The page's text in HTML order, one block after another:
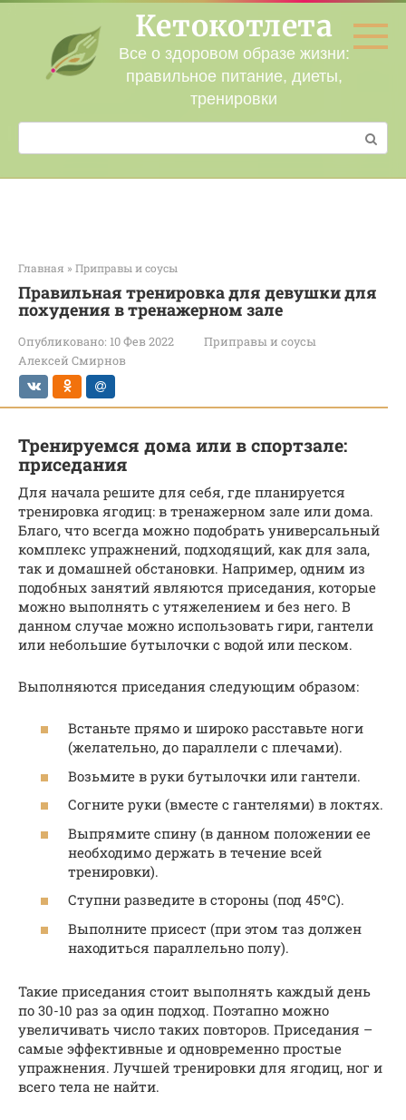
Перейти
контенту
Кетокотлета
Все о здоровом образе жизни:
правильное питание, диеты,
тренировки
Поиск:
Главная » Приправы и соусы
Правильная тренировка для девушки для
похудения в тренажерном зале
Опубликовано: 10 Фев 2022
Приправы и соусы
Алексей Смирнов
Тренируемся дома или в спортзале:
приседания
Для начала решите для себя, где планируется
тренировка ягодиц: в тренажерном зале или дома.
Благо, что всегда можно подобрать универсальный
комплекс упражнений, подходящий, как для зала,
так и домашней обстановки. Например, одним из
подобных занятий являются приседания, которые
можно выполнять с утяжелением и без него. В
данном случае можно использовать гири, гантели
или небольшие бутылочки с водой или песком.
Выполняются приседания следующим образом:
Встаньте прямо и широко расставьте ноги
(желательно, до параллели с плечами).
Возьмите в руки бутылочки или гантели.
Согните руки (вместе с гантелями) в локтях.
Выпрямите спину (в данном положении ее
необходимо держать в течение всей
тренировки).
Ступни разведите в стороны (под 45ºС).
Выполните присест (при этом таз должен
находиться параллельно полу).
Такие приседания стоит выполнять каждый день
по 30-10 раз за один подход. Поэтапно можно
увеличивать число таких повторов. Приседания –
самые эффективные и одновременно простые
упражнения. Лучшей тренировки для ягодиц, ног и
всего тела не найти.